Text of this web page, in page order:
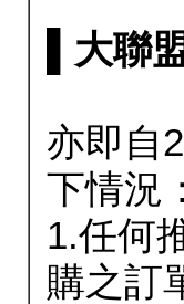
▌大聯
亦即自
下情況：
1.任何
購之訂